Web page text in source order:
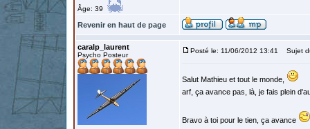
Âge: 39
Revenir en haut de page
caralp_laurent
Psycho Posteur
Posté le: 11/06/2012 13:41 Sujet
Salut Mathieu et tout le monde,
arf, ça avance pas, là, je fais plein
Bravo à toi pour le tien, ça avance